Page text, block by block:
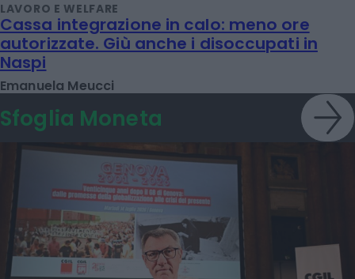
LAVORO E WELFARE
Cassa integrazione in calo: meno ore
autorizzate. Giù anche i disoccupati in
Naspi
Emanuela Meucci
Sfoglia Moneta